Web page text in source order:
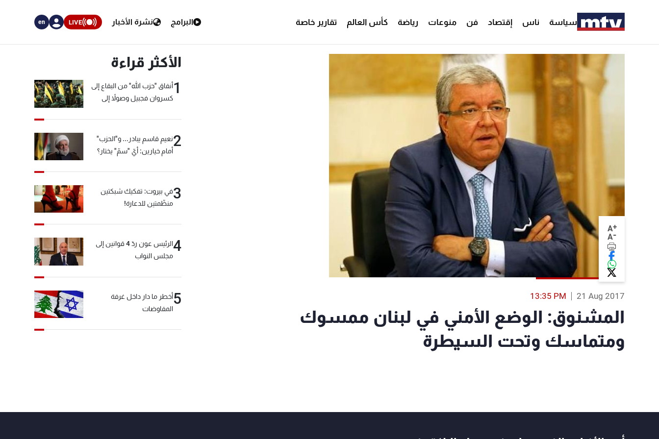
سياسة ناس إقتصاد فن منوعات رياضة كأس العالم تقارير خاصة البرامج نشرة الأخبار LIVE
en
A+
A-
21 Aug 2017
13:35 PM
المشنوق: الوضع الأمني في لبنان ممسوك
ومتماسك وتحت السيطرة
الأكثر قراءة
1أنفاق "حزب الله" من البقاع إلى
كسروان فجبيل وصولاً إلى
2نعيم قاسم يبادر... و"الحزب"
أمام خيارين: أيّ "سمّ" يختار؟
3في بيروت: تفكيك شبكتين
منظّمتين للدعارة!
4
الرئيس عون ردّ 4 قوانين إلى
مجلس النواب
5أخطر ما دار داخل غرفة
المفاوضات